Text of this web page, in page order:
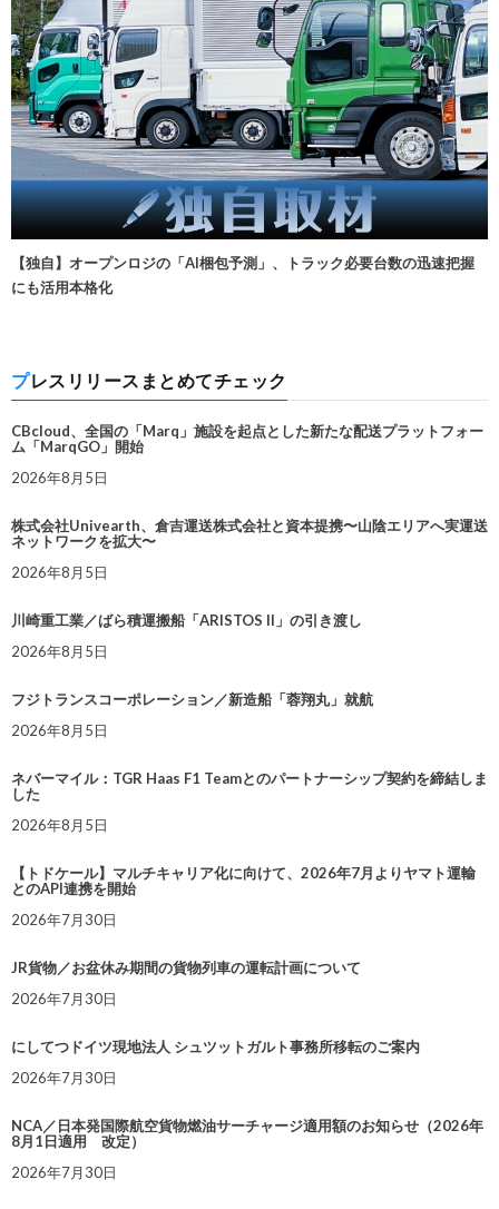
【独自】オープンロジの「AI梱包予測」、トラック必要台数の迅速把握
にも活用本格化
プレスリリースまとめてチェック
CBcloud、全国の「Marq」施設を起点とした新たな配送プラットフォー
ム「MarqGO」開始
2026年8月5日
株式会社Univearth、倉吉運送株式会社と資本提携〜山陰エリアへ実運送
ネットワークを拡大〜
2026年8月5日
川崎重工業／ばら積運搬船「ARISTOS II」の引き渡し
2026年8月5日
フジトランスコーポレーション／新造船「蓉翔丸」就航
2026年8月5日
ネバーマイル：TGR Haas F1 Teamとのパートナーシップ契約を締結しま
した
2026年8月5日
【トドケール】マルチキャリア化に向けて、2026年7月よりヤマト運輸
とのAPI連携を開始
2026年7月30日
JR貨物／お盆休み期間の貨物列車の運転計画について
2026年7月30日
にしてつドイツ現地法人 シュツットガルト事務所移転のご案内
2026年7月30日
NCA／日本発国際航空貨物燃油サーチャージ適用額のお知らせ（2026年
8月1日適用 改定）
2026年7月30日